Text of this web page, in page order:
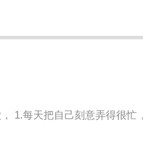
1.每天把自己刻意弄得很忙